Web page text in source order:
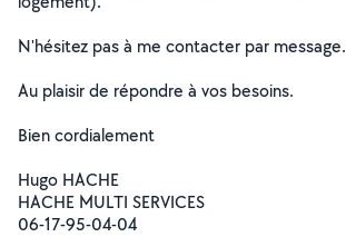
N'hésitez pas à me contacter par message.
Au plaisir de répondre à vos besoins.
Bien cordialement
Hugo HACHE
HACHE MULTI SERVICES
06-17-95-04-04